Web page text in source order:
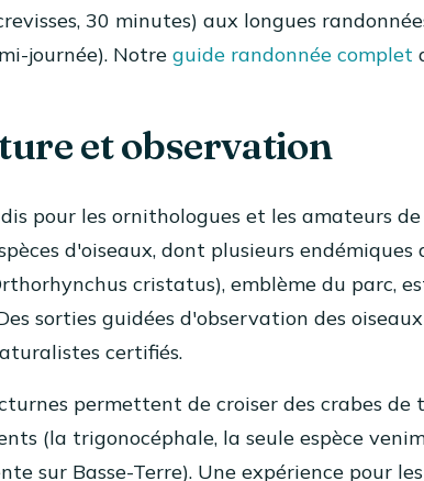
30 minutes) aux longues
journée). Notre guide randonnée complet
et observation
pour les ornithologues et les amateurs
d'oiseaux, dont plusieurs endémiques
cristatus), emblème du parc,
sorties guidées d'observation des
certifiés.
permettent de croiser des crabes de
(la trigonocéphale, la seule espèce
sur Basse-Terre). Une expérience pour